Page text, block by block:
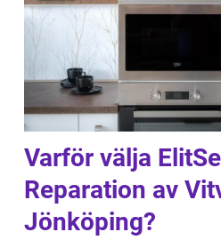
Varför välja
Reparation av
Jönköping?